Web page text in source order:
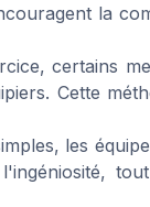
la
certains
Cette
les